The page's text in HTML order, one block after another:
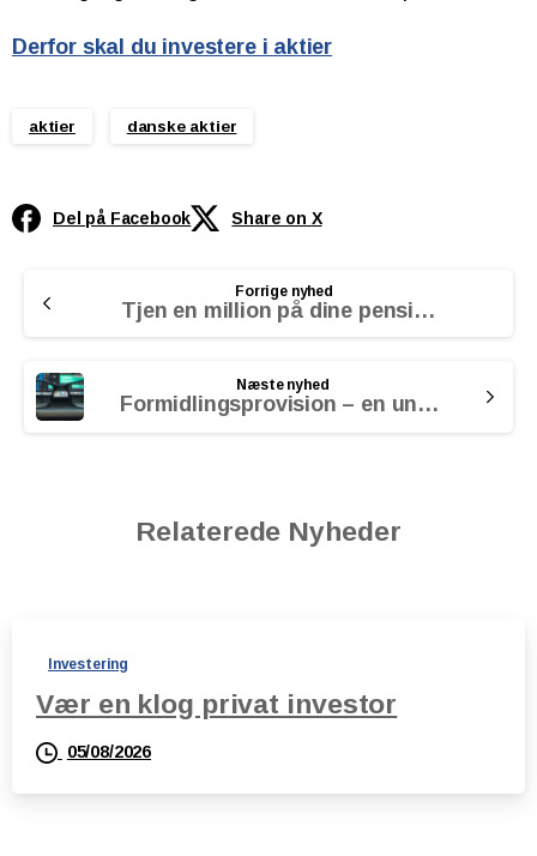
Derfor skal du investere i aktier
aktier danske aktier
Del på Facebook Share on X
Reading
Forrige nyhed
Tjen en million på dine pensioner
Næste nyhed
Formidlingsprovision – en unødvendig omkostning
Relaterede Nyheder
Investering
Vær en klog privat investor
05/08/2026